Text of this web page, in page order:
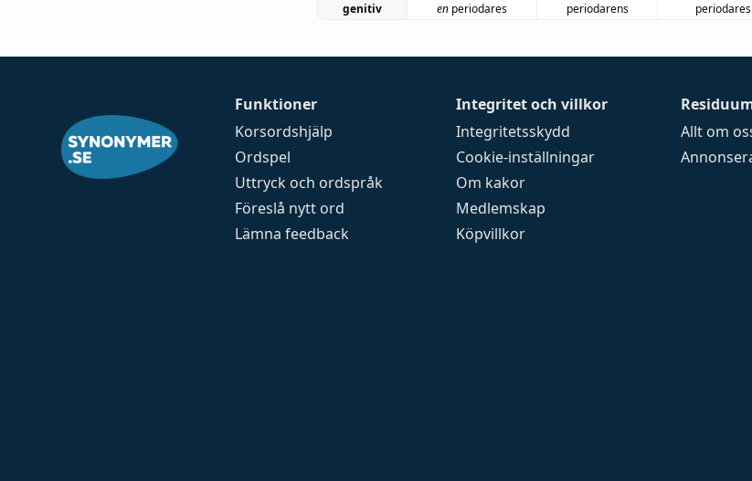
genitiv
en periodares periodarens periodares
Funktioner
Korsordshjälp
Ordspel
Uttryck och ordspråk
Föreslå nytt ord
Lämna feedback
Integritet och villkor
Integritetsskydd
Cookie-inställningar
Om kakor
Medlemskap
Köpvillkor
Allt om